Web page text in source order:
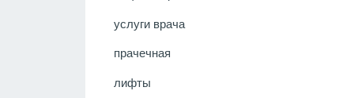
услуги врача
прачечная
лифты